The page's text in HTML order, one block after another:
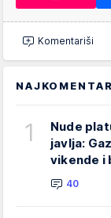
Komentariši
1
Nude
javlja:
vikende i
40